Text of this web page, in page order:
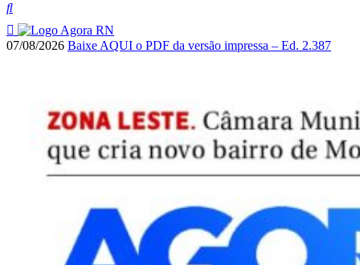
07/08/2026 Baixe AQUI o PDF da versão impressa – Ed. 2.387